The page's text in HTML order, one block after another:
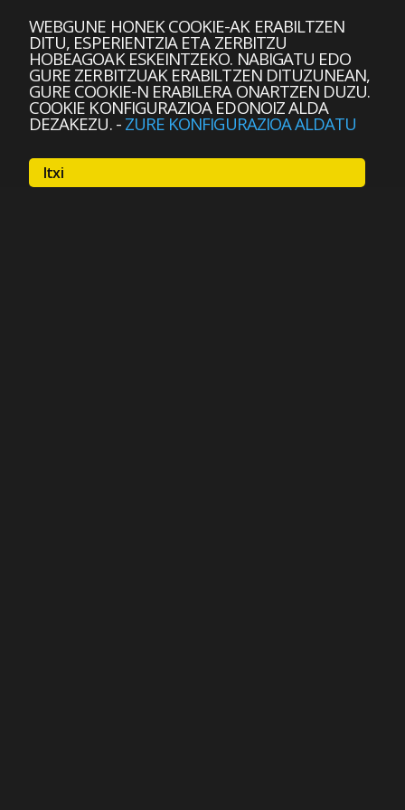
WEBGUNE HONEK COOKIE-AK ERABILTZEN
DITU, ESPERIENTZIA ETA ZERBITZU
HOBEAGOAK ESKEINTZEKO. NABIGATU EDO
GURE ZERBITZUAK ERABILTZEN DITUZUNEAN,
GURE COOKIE-N ERABILERA ONARTZEN DUZU.
COOKIE KONFIGURAZIOA EDONOIZ ALDA
DEZAKEZU.- ZURE KONFIGURAZIOA ALDATU
Itxi